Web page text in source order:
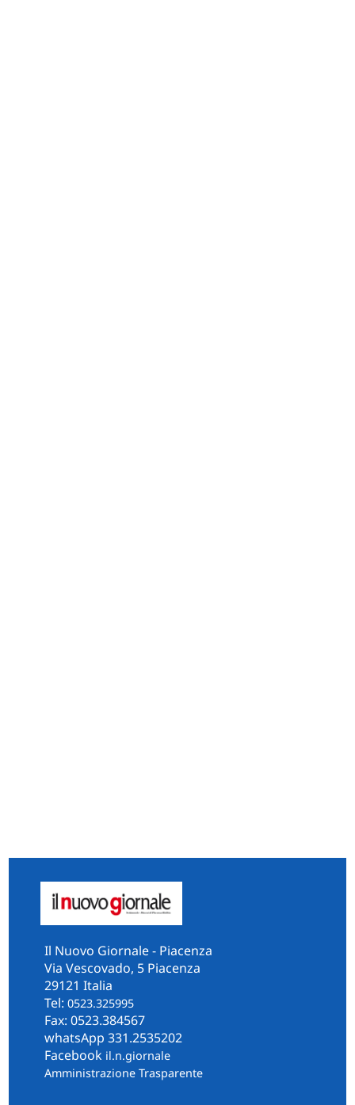
Il Nuovo Giornale - Piacenza
Via Vescovado, 5 Piacenza
29121 Italia
Tel: 0523.325995
Fax: 0523.384567
whatsApp 331.2535202
Facebook il.n.giornale
Amministrazione Trasparente